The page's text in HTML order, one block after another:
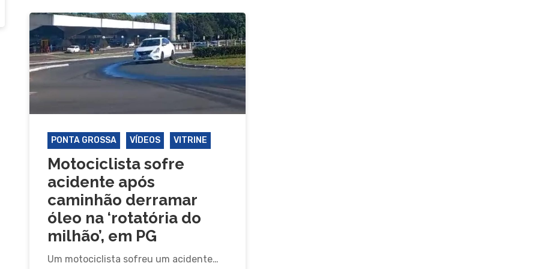
PONTA GROSSA VÍDEOS VITRINE
Motociclista sofre
acidente após
caminhão derramar
óleo na ‘rotatória do
milhão’, em PG
Um motociclista sofreu um acidente…